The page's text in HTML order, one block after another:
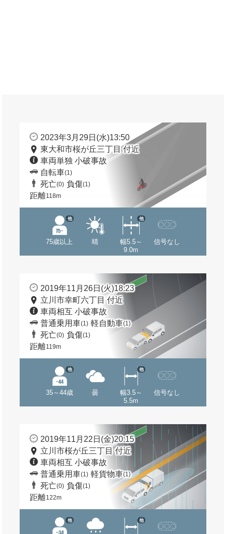
2023年3月29日(水)13:50
東大和市桜が丘三丁目 付近
車両単独 小破事故
自転車(1)
死亡(0) 負傷(1)
距離118m
75歳以上
他
晴
幅5.5～
9.0m
他
信号なし
2019年11月26日(火)18:23
立川市幸町六丁目 付近
車両相互 小破事故
普通乗用車(1) 軽自動車(1)
死亡(0) 負傷(1)
距離119m
35～44歳
他
曇
幅3.5～
5.5m
他
信号なし
2019年11月22日(金)20:15
立川市桜が丘三丁目 付近
車両相互 小破事故
普通乗用車(1) 軽貨物車(1)
死亡(0) 負傷(1)
距離122m
他 他